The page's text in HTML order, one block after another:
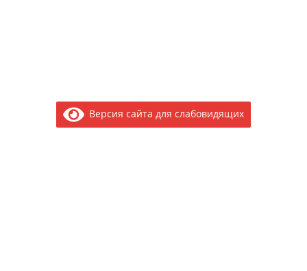
Версия сайта для слабовидящих